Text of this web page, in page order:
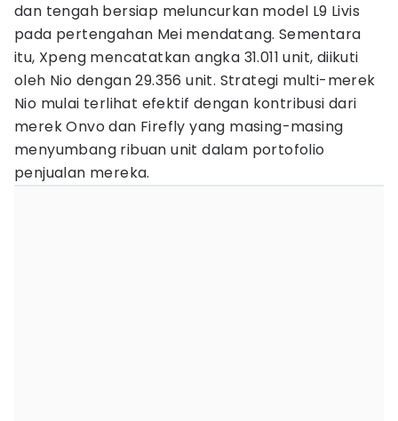
dan tengah bersiap meluncurkan model L9 Livis
pada pertengahan Mei mendatang. Sementara
itu, Xpeng mencatatkan angka 31.011 unit, diikuti
oleh Nio dengan 29.356 unit. Strategi multi-merek
Nio mulai terlihat efektif dengan kontribusi dari
merek Onvo dan Firefly yang masing-masing
menyumbang ribuan unit dalam portofolio
penjualan mereka.